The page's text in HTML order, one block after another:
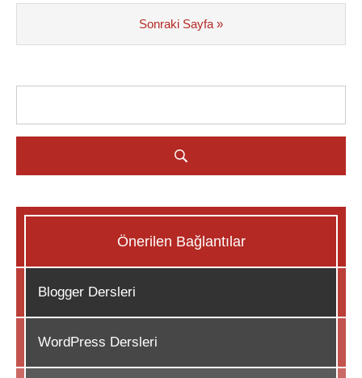
Sonraki Sayfa »
Önerilen Bağlantılar
Blogger Dersleri
WordPress Dersleri